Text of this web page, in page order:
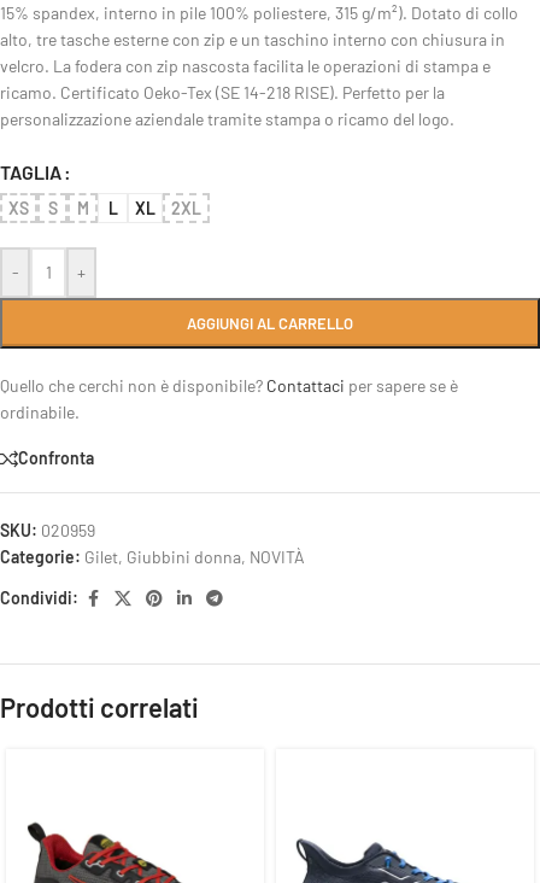
15% spandex, interno in pile 100% poliestere, 315 g/m²). Dotato di collo
alto, tre tasche esterne con zip e un taschino interno con chiusura in
velcro. La fodera con zip nascosta facilita le operazioni di stampa e
ricamo. Certificato Oeko-Tex (SE 14-218 RISE). Perfetto per la
personalizzazione aziendale tramite stampa o ricamo del logo.
TAGLIA
XS S M L XL 2XL
- +
AGGIUNGI AL CARRELLO
Quello che cerchi non è disponibile? Contattaci per sapere se è
ordinabile.
Confronta
SKU: 020959
Categorie: Gilet, Giubbini donna, NOVITÀ
Condividi:
Prodotti correlati